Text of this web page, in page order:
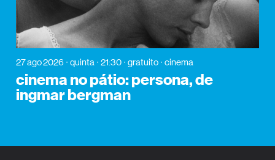
27 ago 2026 quinta 21:30 gratuito cinema
cinema no pátio: persona, de
ingmar bergman